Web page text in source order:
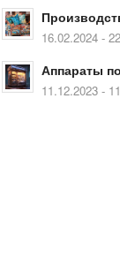
16.02.2024 -
Аппараты
11.12.2023 -